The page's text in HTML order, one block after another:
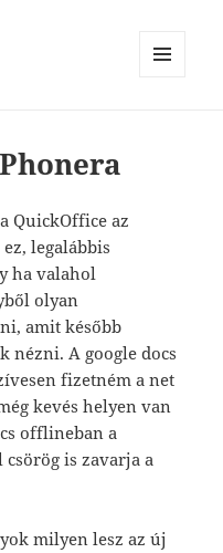
QuickOffice az
legalábbis
ha valahol
olyan
amit később
nézni. A google docs
fizetném a net
kevés helyen van
offlineban a
is zavarja a
milyen lesz az új